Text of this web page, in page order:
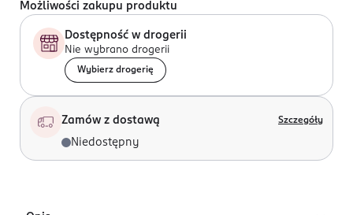
Możliwości zakupu produktu
Dostępność w drogerii
Nie wybrano drogerii
Wybierz drogerię
Zamów z dostawą Szczegóły
Niedostępny